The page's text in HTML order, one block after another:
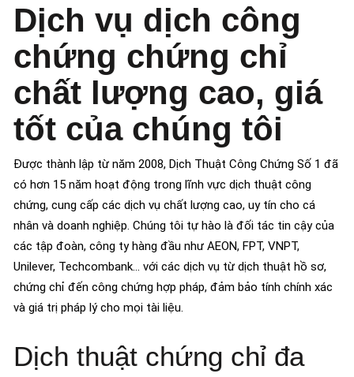
Dịch vụ dịch công
chứng chứng chỉ
chất lượng cao, giá
tốt của chúng tôi
Được thành lập từ năm 2008, Dịch Thuật Công Chứng Số 1 đã
có hơn 15 năm hoạt động trong lĩnh vực dịch thuật công
chứng, cung cấp các dịch vụ chất lượng cao, uy tín cho cá
nhân và doanh nghiệp. Chúng tôi tự hào là đối tác tin cậy của
các tập đoàn, công ty hàng đầu như AEON, FPT, VNPT,
Unilever, Techcombank… với các dịch vụ từ dịch thuật hồ sơ,
chứng chỉ đến công chứng hợp pháp, đảm bảo tính chính xác
và giá trị pháp lý cho mọi tài liệu.
Dịch thuật chứng chỉ đa